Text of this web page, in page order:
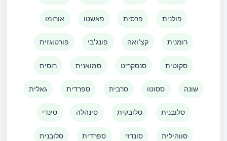
אורומו פאשטו פרסית פולנית
פורטוגזית פונג'בי קצ'ואה רומנית
רוסית סמואנית סנסקריט סקוטית
גאלית ספרדית סרבית ססוטו שונה
סינדי סינהלה סלובקית סלובנית
סלובנית ספרדית סונדזי סווהילית